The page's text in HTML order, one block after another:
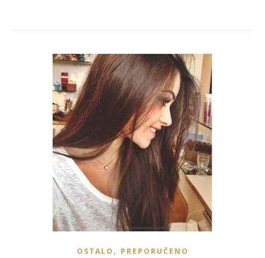
OSTALO , PREPORUČENO